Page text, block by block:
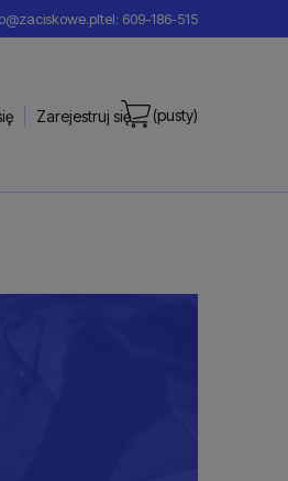
tel: 609-186-515
Zarejestruj się (pusty)